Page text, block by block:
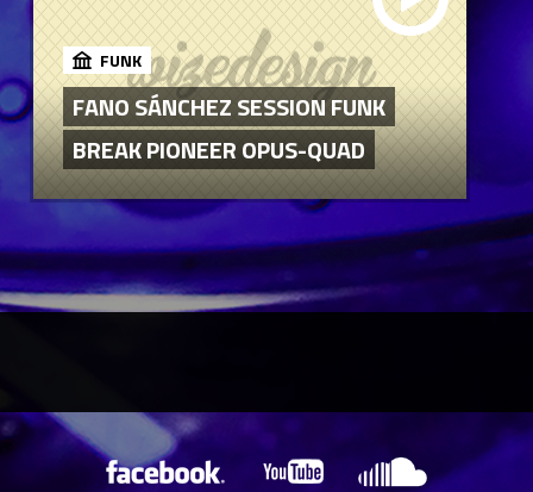
FUNK
FANO SÁNCHEZ SESSION FUNK
BREAK PIONEER OPUS-QUAD